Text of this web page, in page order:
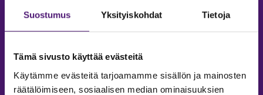
Suostumus Yksityiskohdat Tietoja
Tämä sivusto käyttää evästeitä
Käytämme evästeitä tarjoamamme sisällön ja mainosten
räätälöimiseen, sosiaalisen median ominaisuuksien
Sappeenvuorentie 200
Finland
MYYNTIPALVELU/ INFO